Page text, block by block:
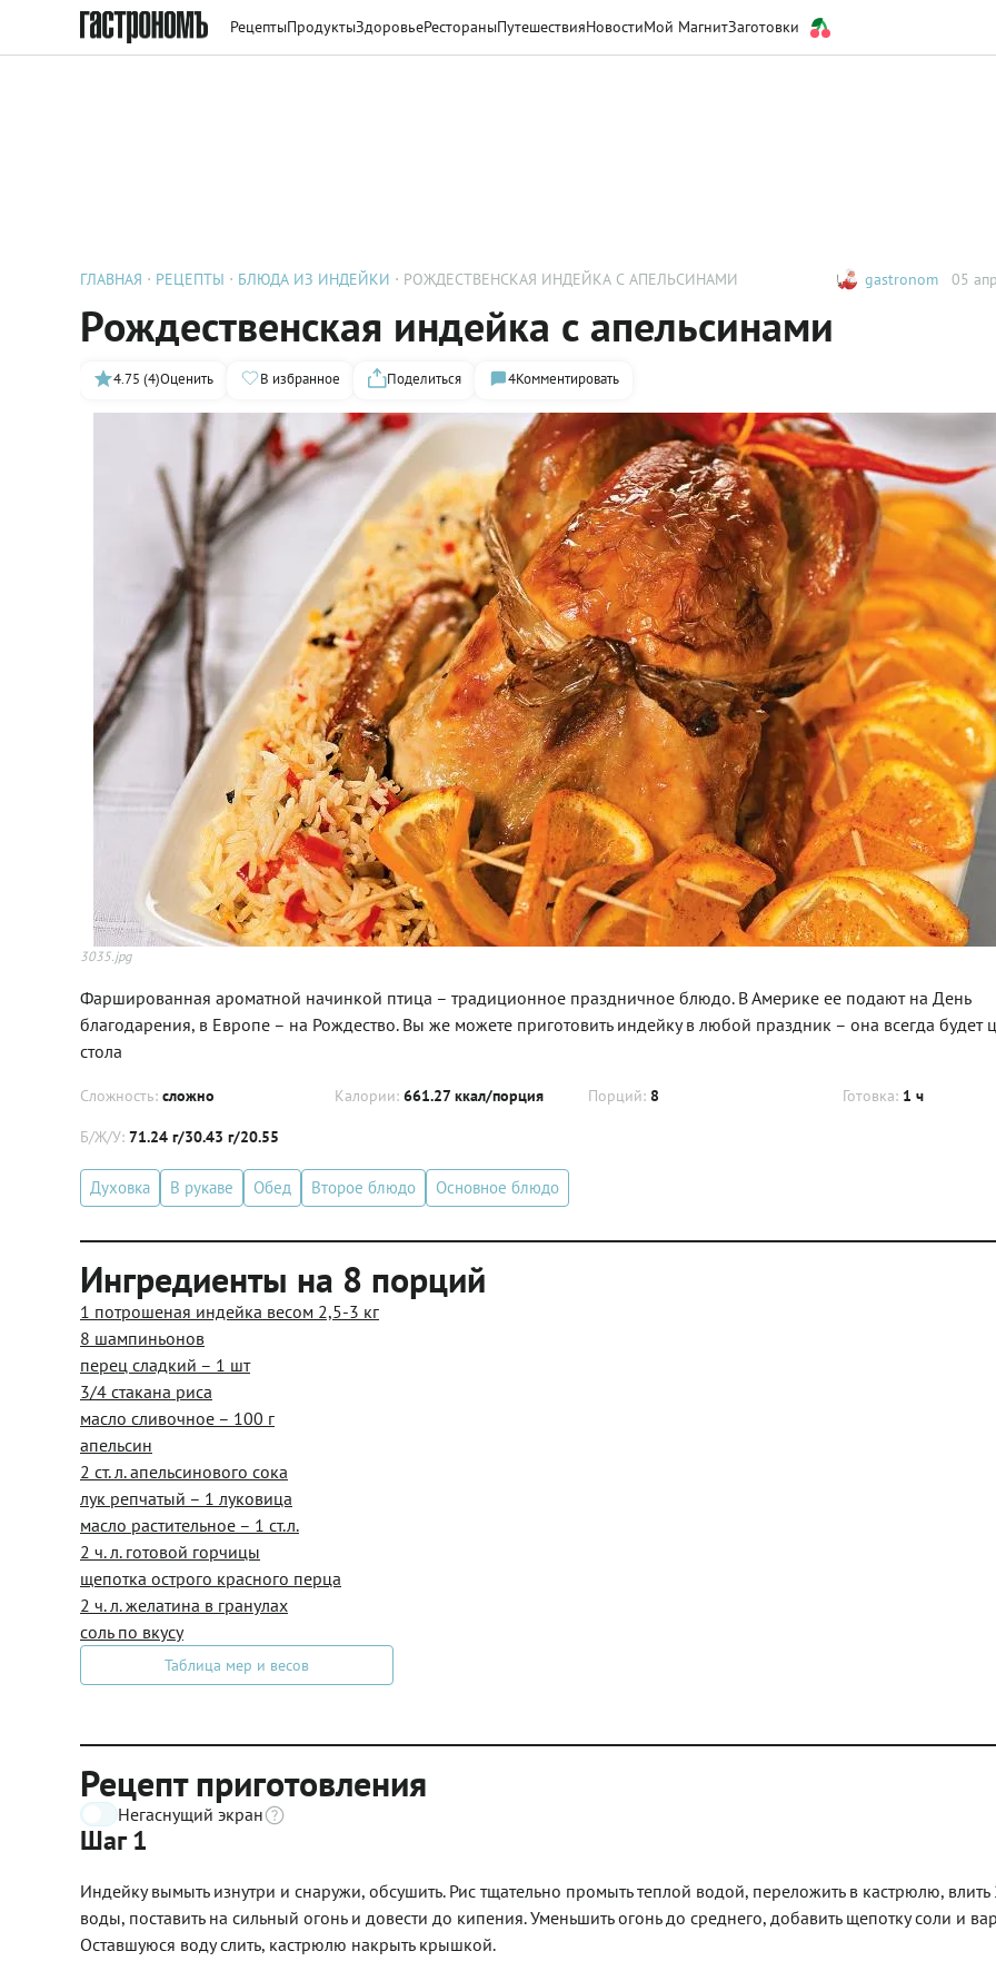
РецептыПродуктыЗдоровьеРестораныПутешествияНовостиМой МагнитЗаготовки
ГЛАВНАЯ РЕЦЕПТЫ БЛЮДА ИЗ ИНДЕЙКИ РОЖДЕСТВЕНСКАЯ ИНДЕЙКА С АПЕЛЬСИНАМИ gastronom 05
Рождественская индейка с апельсинами
4.75 (4)Оценить В избранное Поделиться 4Комментировать
3035.jpg
Фаршированная ароматной начинкой птица – традиционное праздничное блюдо. В Америке ее подают на День
благодарения, в Европе – на Рождество. Вы же можете приготовить индейку в любой праздник – она всегда будет
стола
Сложность: сложно Калории: 661.27 ккал/порция Порций: 8 Готовка: 1 ч
Б/Ж/У: 71.24 г/30.43 г/20.55
Духовка В рукаве Обед Второе блюдо Основное блюдо
Ингредиенты на 8 порций
1 потрошеная индейка весом 2,5-3 кг
8 шампиньонов
перец сладкий – 1 шт
3/4 стакана риса
масло сливочное – 100 г
апельсин
2 ст. л. апельсинового сока
лук репчатый – 1 луковица
масло растительное – 1 ст.л.
2 ч. л. готовой горчицы
щепотка острого красного перца
2 ч. л. желатина в гранулах
соль по вкусу
Таблица мер и весов
Рецепт приготовления
Негаснущий экран
Шаг 1
Индейку вымыть изнутри и снаружи, обсушить. Рис тщательно промыть теплой водой, переложить в кастрюлю, влить
воды, поставить на сильный огонь и довести до кипения. Уменьшить огонь до среднего, добавить щепотку соли и
Оставшуюся воду слить, кастрюлю накрыть крышкой.